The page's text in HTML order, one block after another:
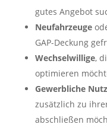
gutes Angebot
Neufahrzeuge
GAP-Deckung
Wechselwillige,
optimieren
Gewerbliche
zusätzlich zu
abschließen